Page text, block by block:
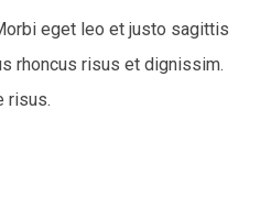
eget leo et justo sagittis
rhoncus risus et dignissim.
risus.